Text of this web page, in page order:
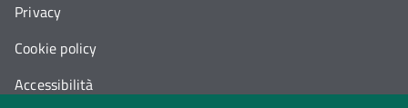
Privacy
Cookie policy
Accessibilità